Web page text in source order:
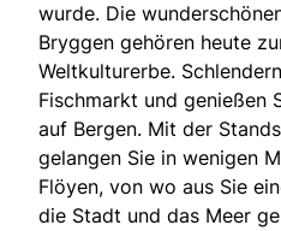
wurde. Die
Bryggen gehören heute
Weltkulturerbe.
Fischmarkt und genießen
auf Bergen. Mit der
gelangen Sie in wenigen
Flöyen, von wo aus Sie
die Stadt und das Meer